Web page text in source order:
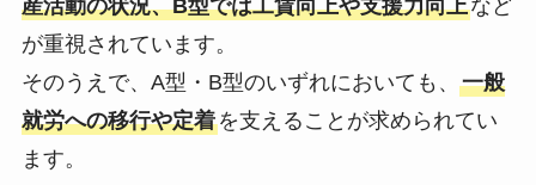
産活動の状況、B型では工賃向上や支援力向上など
が重視されています。
そのうえで、A型・B型のいずれにおいても、 一般
就労への移行や定着を支えることが求められてい
ます。